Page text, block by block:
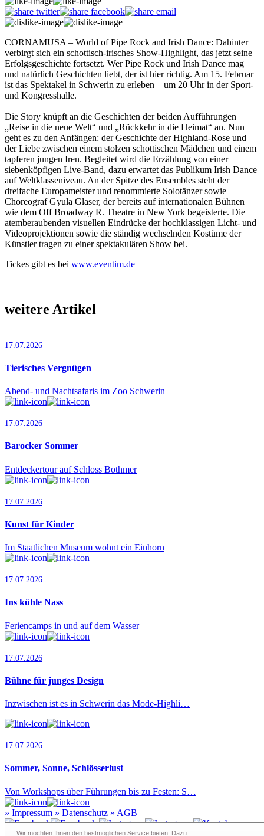
CORNAMUSA – World of Pipe Rock and Irish Dance: Dahinter
verbirgt sich ein schottisch-irisches Show-Highlight, das jetzt seine
Erfolgsgeschichte fortsetzt. Wer Pipe Rock und Irish Dance mag
und natürlich Geschichten liebt, der ist hier richtig. Am 15. Februar
ist das Spektakel in Schwerin zu erleben – um 20 Uhr in der Sport-
und Kongresshalle.
Die Story knüpft an die Geschichten der beiden Aufführungen
„Reise in die neue Welt“ und „Rückkehr in die Heimat“ an. Nun
geht es zu den Anfängen: der Geschichte der Highland-Rose und
der Liebe zwischen einem stolzen schottischen Mädchen und einem
tapferen jungen Iren. Begleitet wird die Erzählung von einer
siebenköpfigen Live-Band, dazu erwartet das Publikum Irish Dance
auf Weltklasseniveau. An der Spitze des Ensembles steht der
dreifache Europameister und renommierte Solotänzer sowie
Choreograf Gyula Glaser, der bereits auf internationalen Bühnen
wie dem Off Broadway R. Theatre in New York begeisterte. Die
atemberaubenden visuellen Eindrücke der hochklassigen Licht- und
Video­projektionen sowie die ständig wechselnden Kostüme der
Künstler tragen zu einer spektakulären Show bei.
Tickes gibt es bei www.eventim.de
weitere Artikel
17.07.2026
Tierisches Vergnügen
Abend- und Nachtsafaris im Zoo Schwerin
17.07.2026
Barocker Sommer
Entdeckertour auf Schloss Bothmer
17.07.2026
Kunst für Kinder
Im Staatlichen Museum wohnt ein Einhorn
17.07.2026
Ins kühle Nass
Feriencamps in und auf dem Wasser
17.07.2026
Bühne für junges Design
Inzwischen ist es in Schwerin das Mode-Highli…
17.07.2026
Sommer, Sonne, Schlösserlust
Von Workshops über Führungen bis zu Festen: S…
» Impressum » Datenschutz » AGB
Wir möchten Ihnen den bestmöglichen Service bieten. Dazu